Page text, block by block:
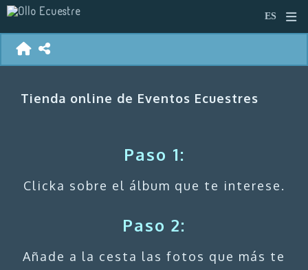
Tienda online de Eventos Ecuestres
Paso 1:
Clicka sobre el álbum que te interese.
Paso 2:
Añade a la cesta las fotos que más te